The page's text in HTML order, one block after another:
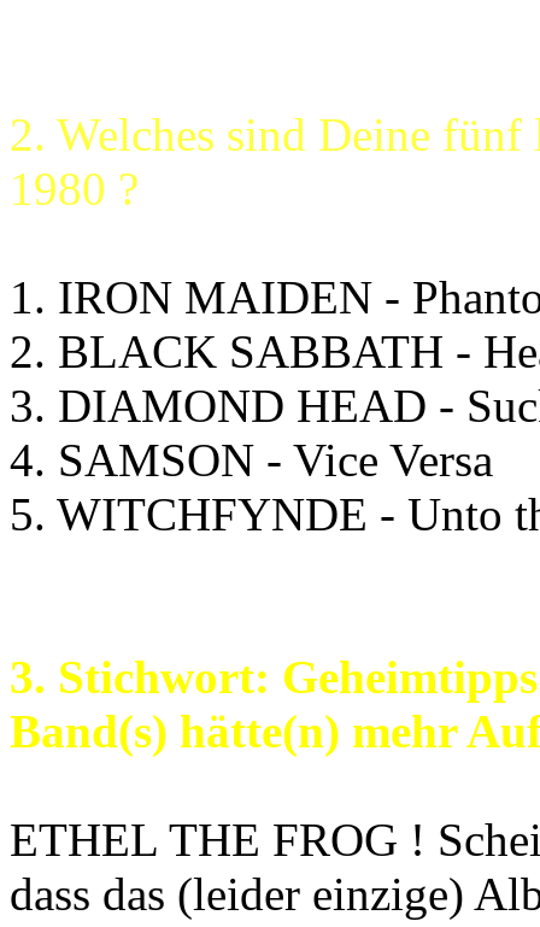
2. Welches sind Deine fünf
1980 ?
1. IRON MAIDEN -
2. BLACK SABBATH -
3. DIAMOND HEAD -
4. SAMSON - Vice Versa
5. WITCHFYNDE - Unto
3. Stichwort:
Band(s) hätte(n) mehr
ETHEL THE FROG !
dass das (leider einzige)